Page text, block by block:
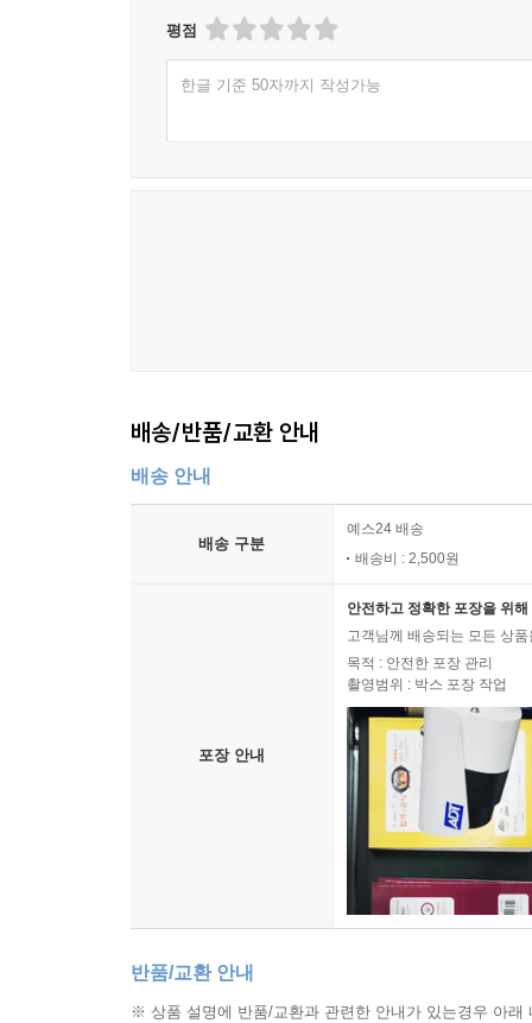
습을 했다. 북에서도 우리를 가리켜 '남조선'이란
평점
한글 기준 50자까지 작성가능
배송/반품/교환 안내
배송 안내
배송 구분
예스24 배송
배송비 : 2,500원
포장 안내
안전하고 정확한 포장을 위
고객님께 배송되는 모든 상
목적 : 안전한 포장 관리
촬영범위 : 박스 포장 작업
반품/교환 안내
※ 상품 설명에 반품/교환과 관련한 안내가 있는경우 아